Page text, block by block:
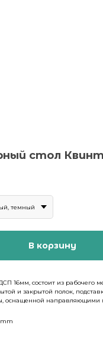
стол Квинт
темный
В корзину
16мм, состоит из рабочего
и закрытой полок,
оснащенной направляющими
mm